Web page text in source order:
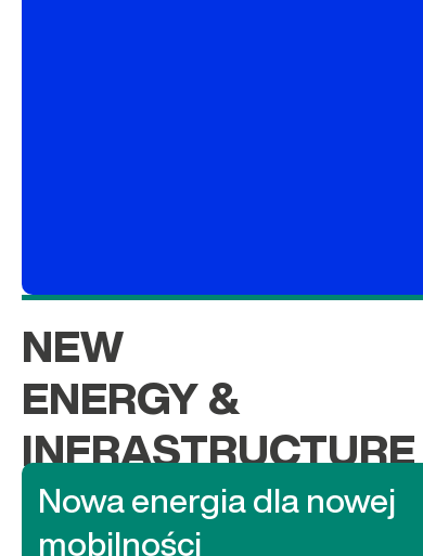
NEW
ENERGY &
INFRASTRUCTURE
Nowa energia dla nowej
mobilności